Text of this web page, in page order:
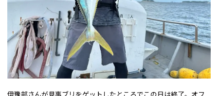
伊豫部さんが見事ブリをゲットしたところでこの日は終了。オフ